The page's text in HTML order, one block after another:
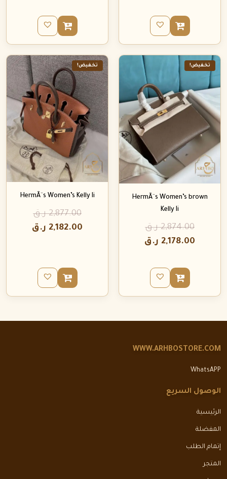
تخفيض!
HermÃ¨s Women’s brown
Kelly Ii
2,874.00 ر.ق
2,178.00 ر.ق
تخفيض!
HermÃ¨s Women’s Kelly Ii
2,877.00 ر.ق
2,182.00 ر.ق
WWW.ARHBOSTORE.COM
WhatsAPP
الوصول السريع
الرئيسية
المفضلة
إتمام الطلب
المتجر